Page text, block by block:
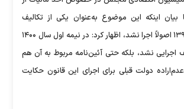
بیان اینکه این موضوع به‌عنوان یکی از تکالیف
بودجه‌ای در سال ۱۳۹۹ اصولاً اجرا نشد، اظهار کرد: در نیمه اول سال ۱۴۰۰
اجرایی نشد، بلکه حتی آئین‌نامه مربوط به آن هم
دولت قبلی برای اجرای این قانون حکایت